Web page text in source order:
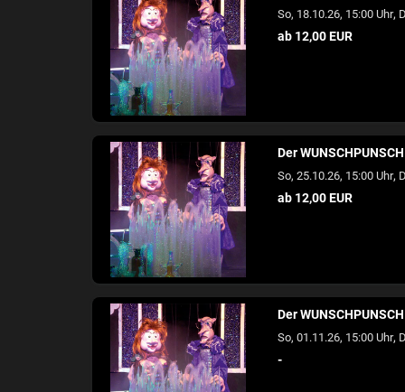
So, 18.10.26, 15:00 Uhr,
ab 12,00 EUR
Der WUNSCHPUNSCH
So, 25.10.26, 15:00 Uhr,
ab 12,00 EUR
Der WUNSCHPUNSCH
So, 01.11.26, 15:00 Uhr,
-